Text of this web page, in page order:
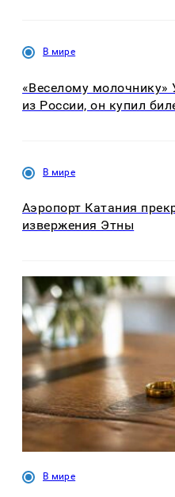
В мире
«Веселому молочнику»
из России, он купил
В мире
Аэропорт Катания
извержения Этны
В мире